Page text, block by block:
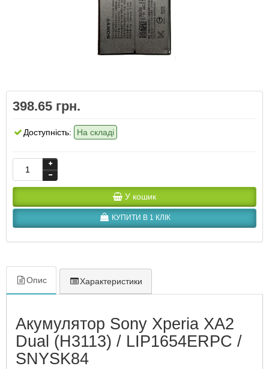
398.65 грн.
Доступність: На складі
У кошик
КУПИТИ В 1 КЛІК
Опис Характеристики
Акумулятор Sony Xperia XA2
Dual (H3113) / LIP1654ERPC /
SNYSK84